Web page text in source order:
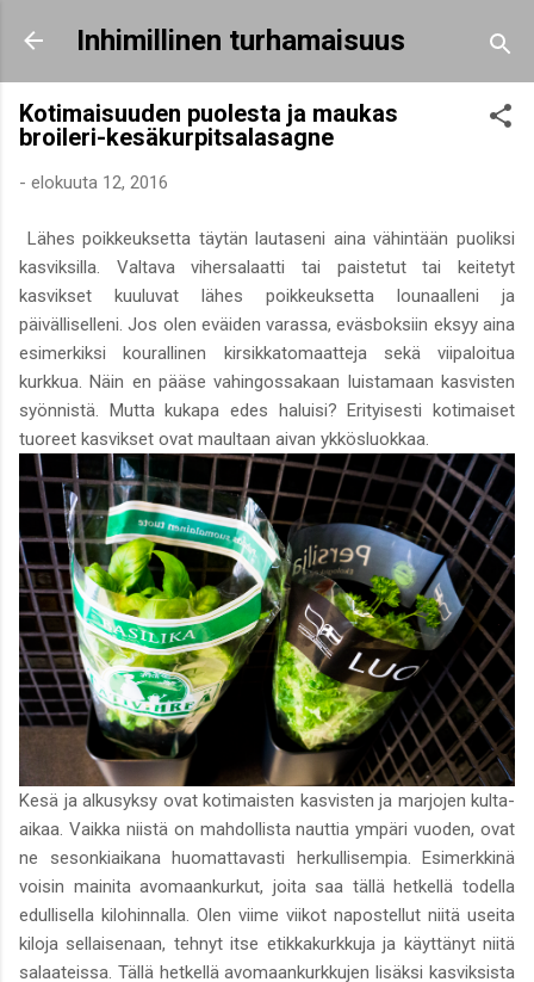
Siirry pääsisältöön
Inhimillinen turhamaisuus
Kotimaisuuden puolesta ja maukas
broileri-kesäkurpitsalasagne
- elokuuta 12, 2016
Lähes poikkeuksetta täytän lautaseni aina vähintään puoliksi
kasviksilla. Valtava vihersalaatti tai paistetut tai keitetyt
kasvikset kuuluvat lähes poikkeuksetta lounaalleni ja
päivälliselleni. Jos olen eväiden varassa, eväsboksiin eksyy aina
esimerkiksi kourallinen kirsikkatomaatteja sekä viipaloitua
kurkkua. Näin en pääse vahingossakaan luistamaan kasvisten
syönnistä. Mutta kukapa edes haluisi? Erityisesti kotimaiset
tuoreet kasvikset ovat maultaan aivan ykkösluokkaa.
Kesä ja alkusyksy ovat kotimaisten kasvisten ja marjojen kulta-
aikaa. Vaikka niistä on mahdollista nauttia ympäri vuoden, ovat
ne sesonkiaikana huomattavasti herkullisempia. Esimerkkinä
voisin mainita avomaankurkut, joita saa tällä hetkellä todella
edullisella kilohinnalla. Olen viime viikot napostellut niitä useita
kiloja sellaisenaan, tehnyt itse etikkakurkkuja ja käyttänyt niitä
salaateissa. Tällä hetkellä avomaankurkkujen lisäksi kasviksista